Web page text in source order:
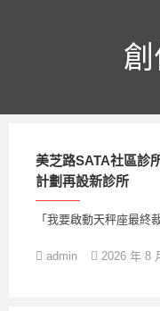
美芝路SATA社區診
計劃再設新診所
「我要啟動天秤座最
admin 2026 年 8